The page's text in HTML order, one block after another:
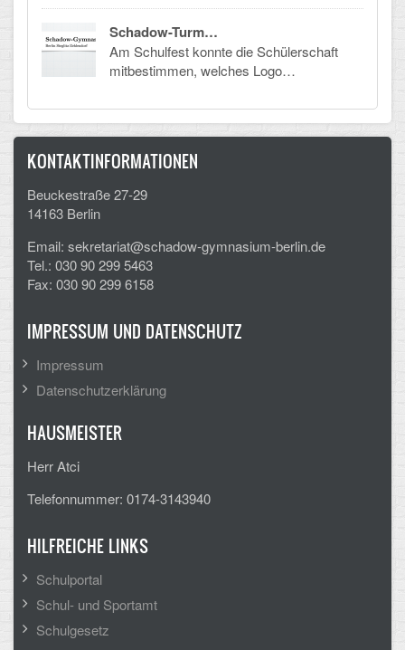
Schadow-Turm…
Am Schulfest konnte die Schülerschaft
mitbestimmen, welches Logo…
KONTAKTINFORMATIONEN
Beuckestraße 27-29
14163 Berlin
Email: sekretariat@schadow-gymnasium-berlin.de
Tel.: 030 90 299 5463
Fax: 030 90 299 6158
IMPRESSUM UND DATENSCHUTZ
Impressum
Datenschutzerklärung
HAUSMEISTER
Herr Atci
Telefonnummer: 0174-3143940
HILFREICHE LINKS
Schulportal
Schul- und Sportamt
Schulgesetz